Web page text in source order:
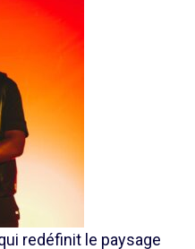
redéfinit le paysage